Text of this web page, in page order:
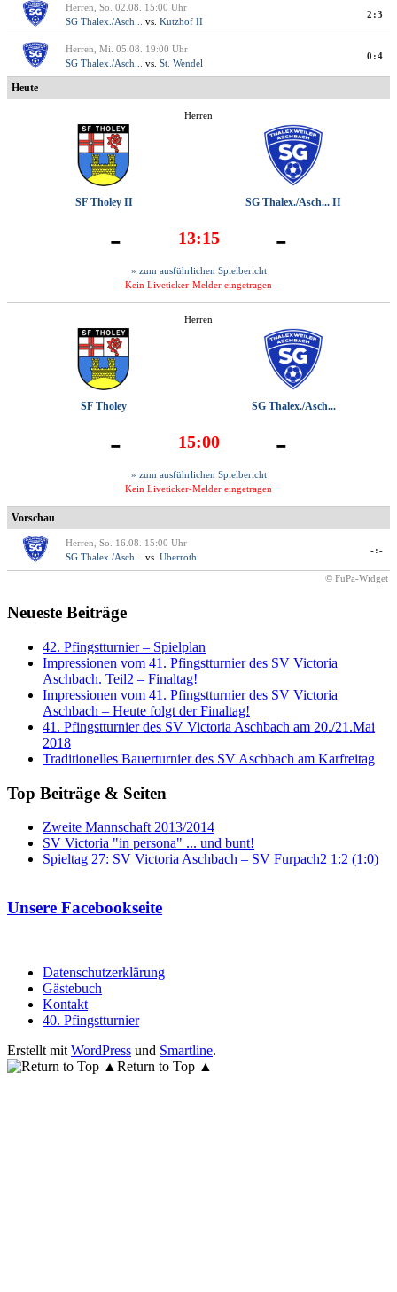
Herren, So. 02.08. 15:00 Uhr
SG Thalex./Asch...
vs. Kutzhof II
2:3
Herren, Mi. 05.08. 19:00 Uhr
SG Thalex./Asch...
vs. St. Wendel
0:4
Heute
Herren
SF Tholey II SG Thalex./Asch... II
- 13:15 -
» zum ausführlichen Spielbericht
Kein Liveticker-Melder eingetragen
Herren
SF Tholey SG Thalex./Asch...
- 15:00 -
» zum ausführlichen Spielbericht
Kein Liveticker-Melder eingetragen
Vorschau
Herren, So. 16.08. 15:00 Uhr
SG Thalex./Asch...
vs. Überroth
-:-
© FuPa-Widget
Neueste Beiträge
42. Pfingstturnier – Spielplan
Impressionen vom 41. Pfingstturnier des SV Victoria
Aschbach. Teil2 – Finaltag!
Impressionen vom 41. Pfingstturnier des SV Victoria
Aschbach – Heute folgt der Finaltag!
41. Pfingstturnier des SV Victoria Aschbach am 20./21.Mai
2018
Traditionelles Bauerturnier des SV Aschbach am Karfreitag
Top Beiträge & Seiten
Zweite Mannschaft 2013/2014
SV Victoria "in persona" ... und bunt!
Spieltag 27: SV Victoria Aschbach – SV Furpach2 1:2 (1:0)
Unsere Facebookseite
Datenschutzerklärung
Gästebuch
Kontakt
40. Pfingstturnier
Erstellt mit WordPress und Smartline.
Return to Top ▲